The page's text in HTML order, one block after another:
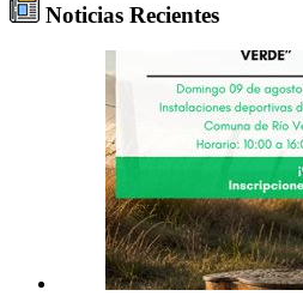
Noticias Recientes